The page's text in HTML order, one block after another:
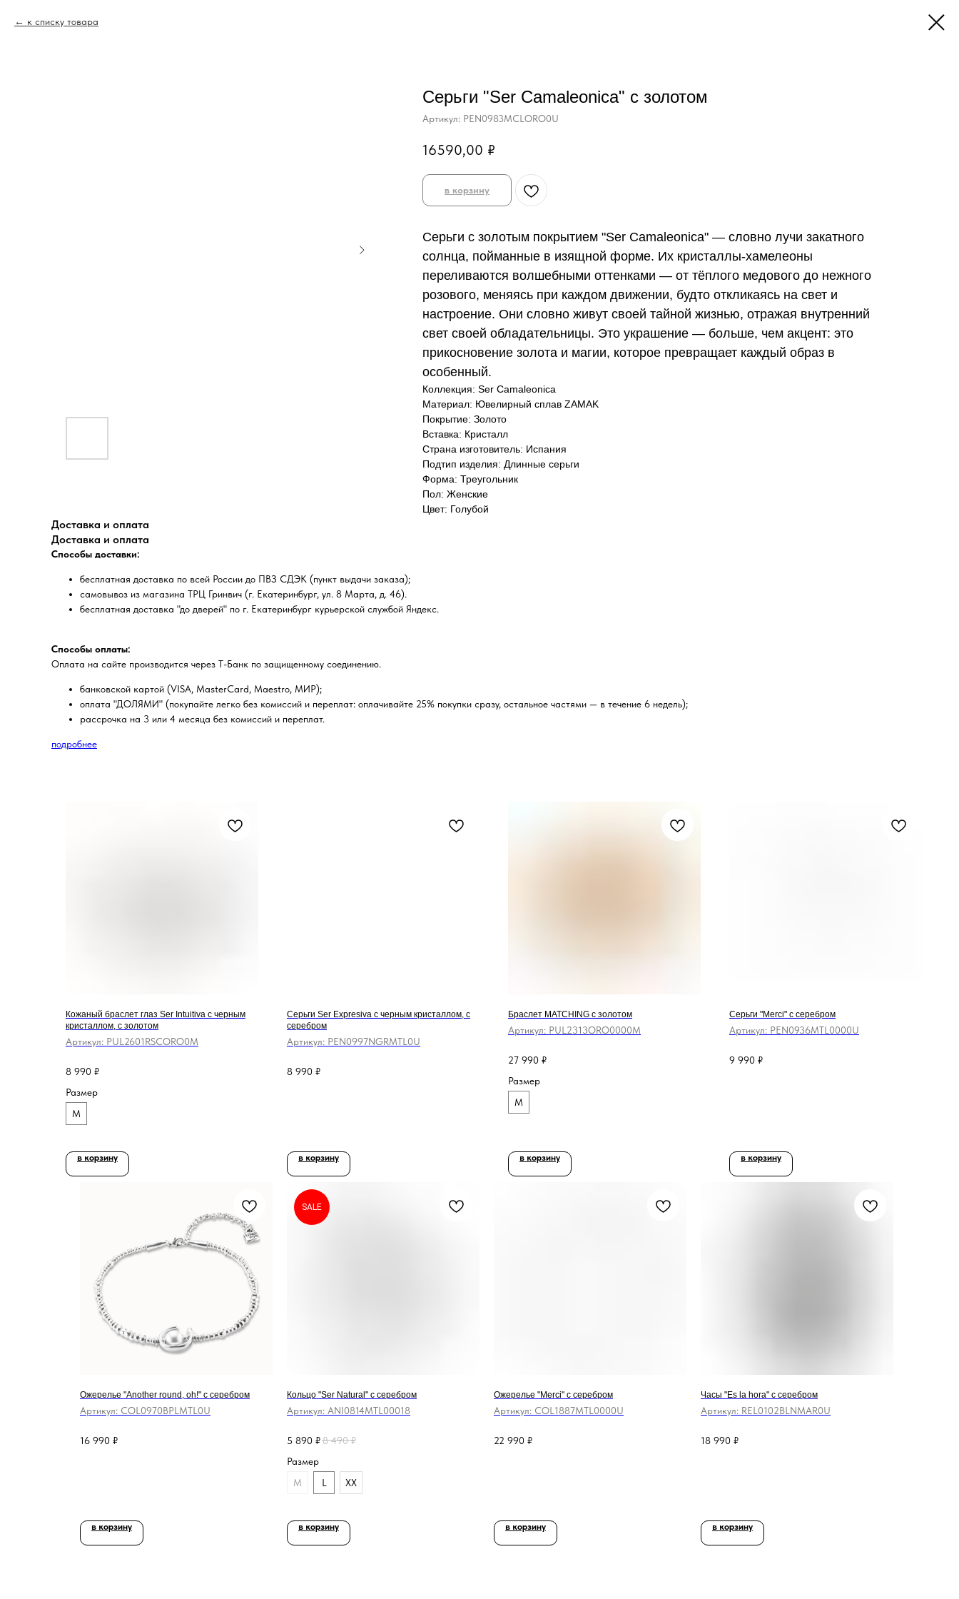
к списку товара
Серьги "Ser Camaleonica" с золотом
Артикул: PEN0983MCLORO0U
16590,00 ₽
в корзину
Серьги с золотым покрытием "Ser Camaleonica" — словно лучи закатного
солнца, пойманные в изящной форме. Их кристаллы-хамелеоны
переливаются волшебными оттенками — от тёплого медового до нежного
розового, меняясь при каждом движении, будто откликаясь на свет и
настроение. Они словно живут своей тайной жизнью, отражая внутренний
свет своей обладательницы. Это украшение — больше, чем акцент: это
прикосновение золота и магии, которое превращает каждый образ в
особенный.
Коллекция: Ser Camaleonica
Материал: Ювелирный сплав ZAMAK
Покрытие: Золото
Вставка: Кристалл
Страна изготовитель: Испания
Подтип изделия: Длинные серьги
Форма: Треугольник
Пол: Женские
Цвет: Голубой
Доставка и оплата
Доставка и оплата
Способы доставки:
бесплатная доставка по всей России до ПВЗ СДЭК (пункт выдачи заказа);
самовывоз из магазина ТРЦ Гринвич (г. Екатеринбург, ул. 8 Марта, д. 46).
бесплатная доставка "до дверей" по г. Екатеринбург курьерской службой Яндекс.
Способы оплаты:
Оплата на сайте производится через Т-Банк по защищенному соединению.
банковской картой (VISA, MasterCard, Maestro, МИР);
оплата "ДОЛЯМИ" (покупайте легко без комиссий и переплат: оплачивайте 25% покупки сразу, остальное частями — в течение 6 недель);
рассрочка на 3 или 4 месяца без комиссий и переплат.
подробнее
Кожаный браслет глаз Ser Intuitiva с черным
кристаллом, с золотом
Артикул: PUL2601RSCORO0M
8 990 ₽
Размер
M
в корзину
Серьги Ser Expresiva с черным кристаллом, с
серебром
Артикул: PEN0997NGRMTL0U
8 990 ₽
в корзину
Браслет MATCHING с золотом
Артикул: PUL2313ORO0000M
27 990 ₽
Размер
M
в корзину
Серьги "Merci" с серебром
Артикул: PEN0936MTL0000U
9 990 ₽
в корзину
Ожерелье "Another round, oh!" с серебром
Артикул: COL0970BPLMTL0U
16 990 ₽
в корзину
SALE
Кольцо "Ser Natural" с серебром
Артикул: ANI0814MTL00018
5 890 ₽8 490 ₽
Размер
M
L XX
в корзину
Ожерелье "Merci" с серебром
Артикул: COL1887MTL0000U
22 990 ₽
в корзину
Часы "Es la hora" с серебром
Артикул: REL0102BLNMAR0U
18 990 ₽
в корзину